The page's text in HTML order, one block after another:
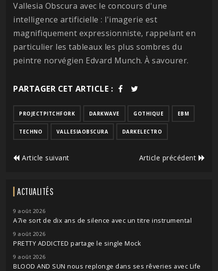
Vallesia Obscura avec le concours d'une
intelligence artificielle : l'imagerie est
magnifiquement expressionniste, rappelant en
particulier les tableaux les plus sombres du
peintre norvégien Edvard Munch. À savourer.
PARTAGER CET ARTICLE :
PROJECTPITCHFORK DARKWAVE GOTHIQUE EBM
TECHNO VALLESIAOBSCURA DARKELECTRO
Article suivant Article précédent
ACTUALITÉS
9 août 2026
A7ie sort de dix ans de silence avec un titre instrumental
9 août 2026
PRETTY ADDICTED partage le single Mock
9 août 2026
BLOOD AND SUN nous replonge dans ses rêveries avec Life